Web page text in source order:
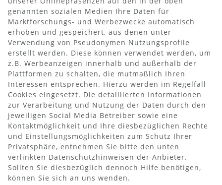
genannten sozialen Medien Ihre Daten für
Marktforschungs- und Werbezwecke automatisch
erhoben und gespeichert, aus denen unter
Verwendung von Pseudonymen Nutzungsprofile
erstellt werden. Diese können verwendet werden, um
z.B. Werbeanzeigen innerhalb und außerhalb der
Plattformen zu schalten, die mutmaßlich Ihren
Interessen entsprechen. Hierzu werden im Regelfall
Cookies eingesetzt. Die detaillierten Informationen
zur Verarbeitung und Nutzung der Daten durch den
jeweiligen Social Media Betreiber sowie eine
Kontaktmöglichkeit und Ihre diesbezüglichen Rechte
und Einstellungsmöglichkeiten zum Schutz Ihrer
Privatsphäre, entnehmen Sie bitte den unten
verlinkten Datenschutzhinweisen der Anbieter.
Sollten Sie diesbezüglich dennoch Hilfe benötigen,
können Sie sich an uns wenden.